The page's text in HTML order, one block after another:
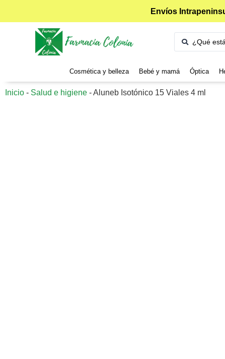
Envíos
Cosmética y belleza Bebé y mamá Óptica
Inicio - Salud e higiene -Aluneb Isotónico 15 Viales 4 ml